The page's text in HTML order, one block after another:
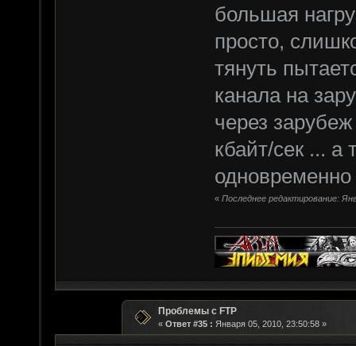
большая
просто,
тянуть
канала на
через
кбайт/сек ... а
« Последнее редактирование:
Проблемы с FTP
« Ответ #35 : Января 05, 2010, 23:50:58 »